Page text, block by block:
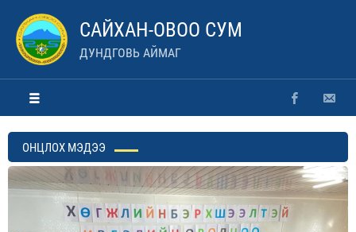
САЙХАН-ОВОО СУМ
ДУНДГОВЬ АЙМАГ
ОНЦЛОХ МЭДЭЭ